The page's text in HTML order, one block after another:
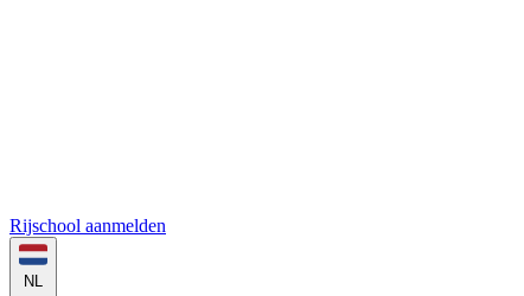
Rijschool aanmelden
NL